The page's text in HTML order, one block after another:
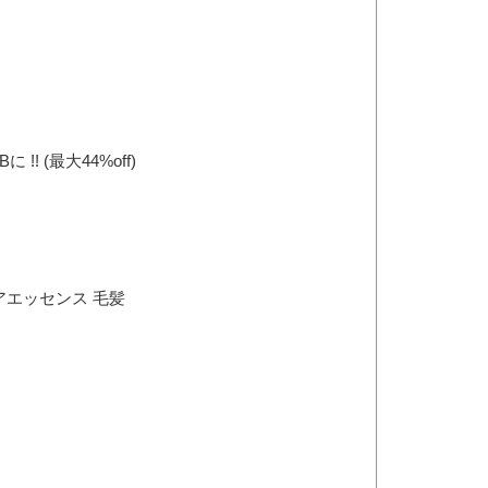
に !! (最大44%off)
エッセンス 毛髪